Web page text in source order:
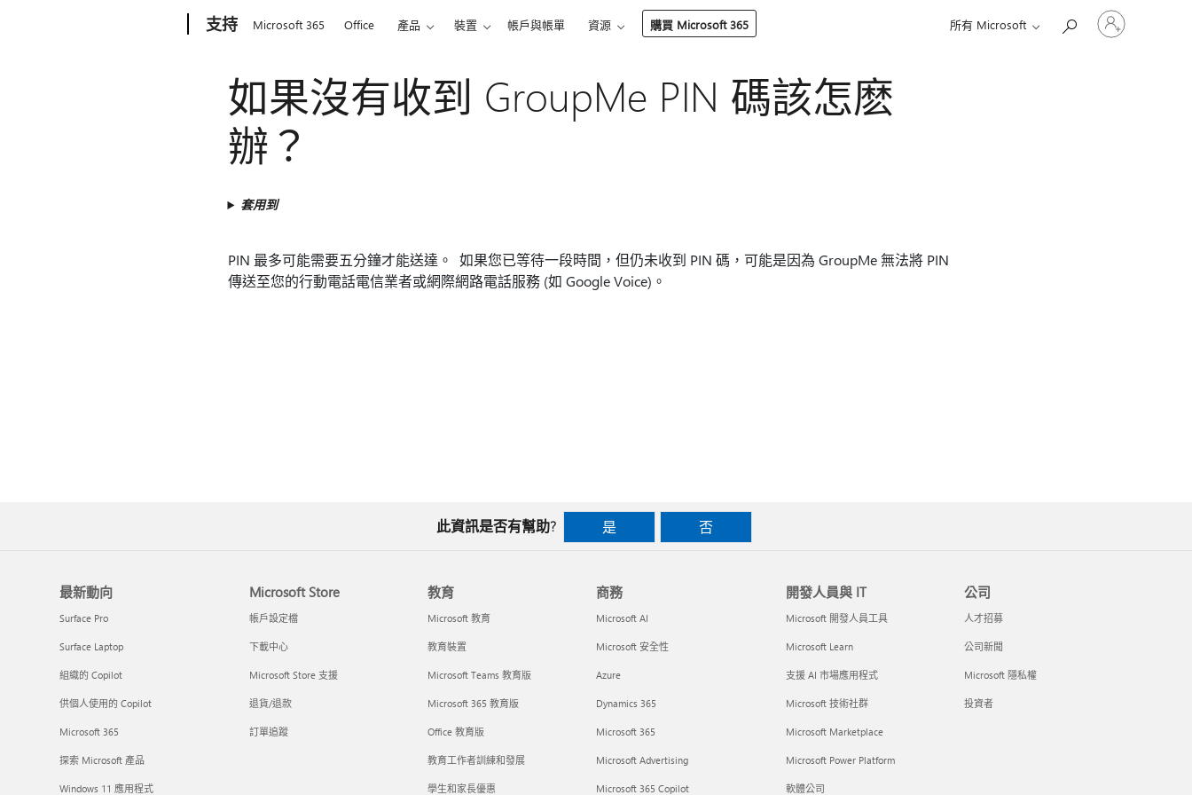
支持 Microsoft 365 Office 產品 裝置 帳戶與帳單 資源 購買 Microsoft 365 所有 Microsoft
登
入
如果沒有收到 GroupMe PIN 碼該怎麽
辦？
套用到
PIN 最多可能需要五分鐘才能送達。 如果您已等待一段時間，但仍未收到 PIN 碼，可能是因為 GroupMe 無法將 PIN
傳送至您的行動電話電信業者或網際網路電話服務 (如 Google Voice)。
此資訊是否有幫助? 是 否
最新動向
Surface Pro
Surface Laptop
組織的 Copilot
供個人使用的 Copilot
Microsoft 365
探索 Microsoft 產品
Windows 11 應用程式
Microsoft Store
帳戶設定檔
下載中心
Microsoft Store 支援
退貨/退款
訂單追蹤
教育
Microsoft 教育
教育裝置
Microsoft Teams 教育版
Microsoft 365 教育版
Office 教育版
教育工作者訓練和發展
學生和家長優惠
商務
Microsoft AI
Microsoft 安全性
Azure
Dynamics 365
Microsoft 365
Microsoft Advertising
Microsoft 365 Copilot
開發人員與 IT
Microsoft 開發人員工具
Microsoft Learn
支援 AI 市場應用程式
Microsoft 技術社群
Microsoft Marketplace
Microsoft Power Platform
軟體公司
公司
人才招募
公司新聞
Microsoft 隱私權
投資者